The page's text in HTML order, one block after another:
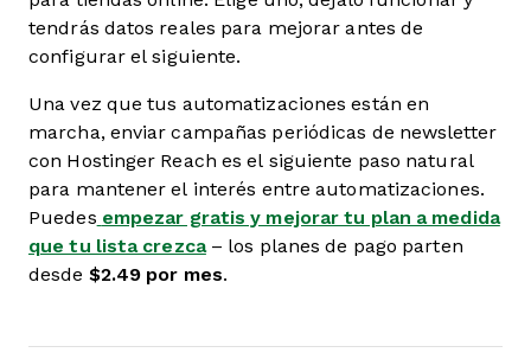
tendrás datos reales para mejorar antes de
configurar el siguiente.
Una vez que tus automatizaciones están en
marcha, enviar campañas periódicas de newsletter
con Hostinger Reach es el siguiente paso natural
para mantener el interés entre automatizaciones.
Puedes empezar gratis y mejorar tu plan a medida
que tu lista crezca– los planes de pago parten
desde $2.49 por mes.